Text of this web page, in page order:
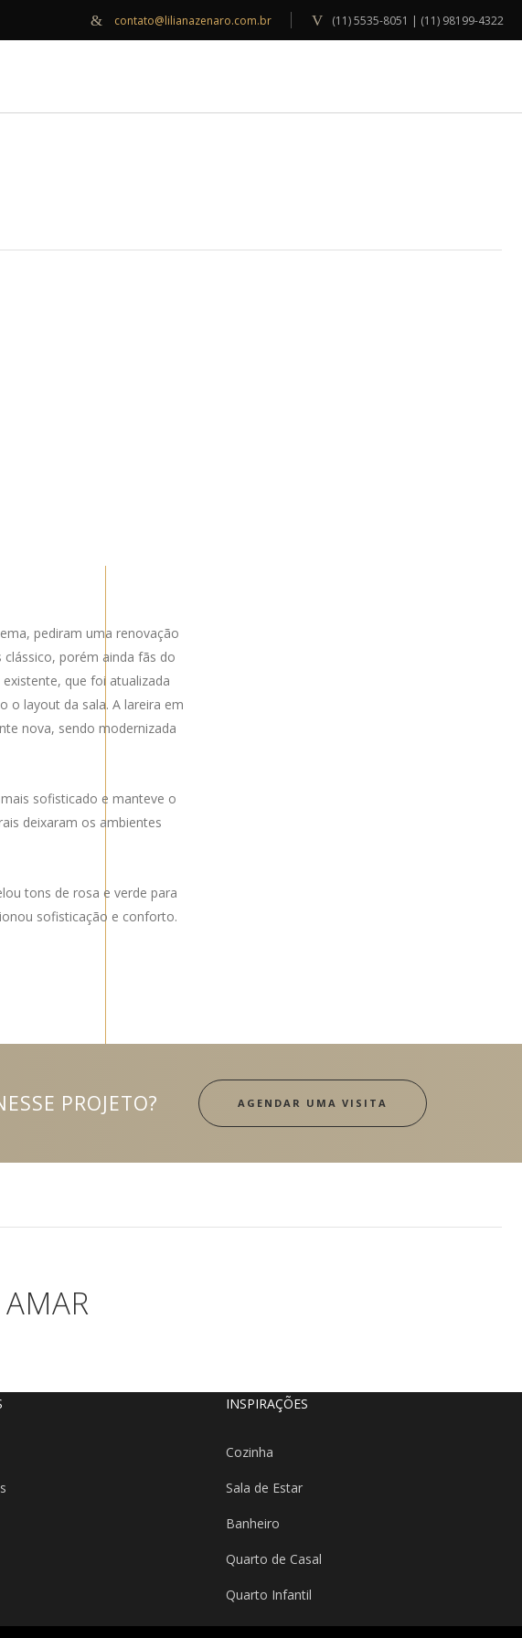
contato@lilianazenaro.com.br (11) 5535-8051 | (11) 98199-4322
pediram uma renovação
porém ainda fãs do
que foi atualizada
o layout da sala. A lareira em
nova, sendo modernizada
sofisticado e manteve o
deixaram os ambientes
tons de rosa e verde para
sofisticação e conforto.
PROJETO? AGENDAR UMA VISITA
INSPIRAÇÕES
Cozinha
Sala de Estar
Banheiro
Quarto de Casal
Quarto Infantil